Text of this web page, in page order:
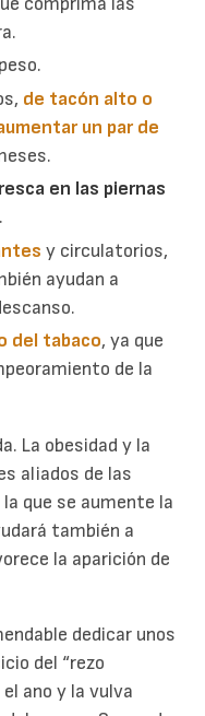
de tacón alto o
un par de
en las piernas
.
y circulatorios,
ayudan a
del tabaco, ya que
de la
La obesidad y la
aliados de las
que se aumente la
también a
la aparición de
dedicar unos
del “rezo
ano y la vulva